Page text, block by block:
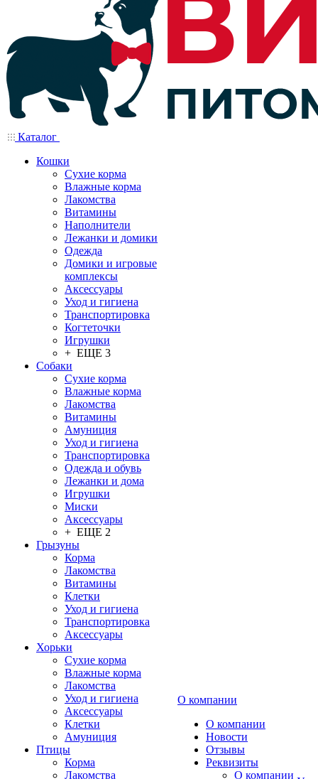
Каталог
Кошки
Сухие корма
Влажные корма
Лакомства
Витамины
Наполнители
Лежанки и домики
Одежда
Домики и игровые
комплексы
Аксессуары
Уход и гигиена
Транспортировка
Когтеточки
Игрушки
+ ЕЩЕ 3
Собаки
Сухие корма
Влажные корма
Лакомства
Витамины
Амуниция
Уход и гигиена
Транспортировка
Одежда и обувь
Лежанки и дома
Игрушки
Миски
Аксессуары
+ ЕЩЕ 2
Грызуны
Корма
Лакомства
Витамины
Клетки
Уход и гигиена
Транспортировка
Аксессуары
Хорьки
Сухие корма
Влажные корма
Лакомства
Уход и гигиена
Аксессуары
Клетки
Амуниция
Птицы
Корма
Лакомства
О компании
О компании
Новости
Отзывы
Реквизиты
О компании